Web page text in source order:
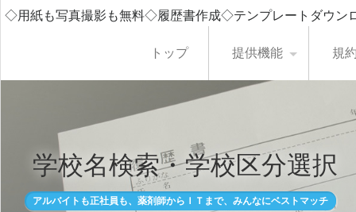
◇用紙も写真撮影も無料◇履歴書作成◇テンプレートダウ
トップ 提供機能 規
学校名検索・学校区分選択
アルバイトも正社員も、薬剤師からＩＴまで、みんなにベストマッチ